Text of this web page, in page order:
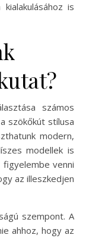
is
számos
szökőkút stílusa
modern,
modellek is
venni
az illeszkedjen
szempont. A
ahhoz, hogy az